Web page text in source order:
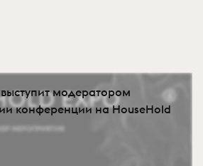
модератором
конференции на HouseHold